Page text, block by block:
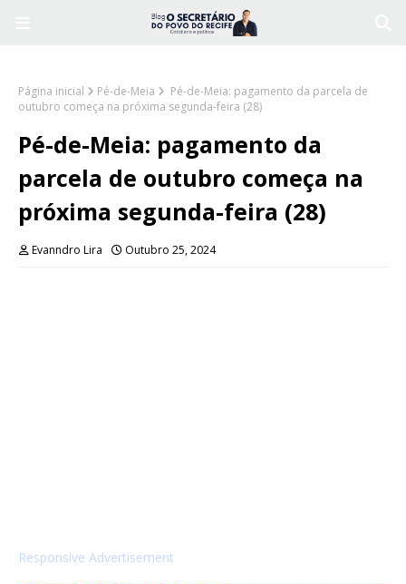
Página inicial Pé-de-Meia
Pé-de-Meia: pagamento da parcela de
outubro começa na próxima segunda-feira (28)
Pé-de-Meia: pagamento da
parcela de outubro começa na
próxima segunda-feira (28)
Evanndro Lira Outubro 25, 2024
Responsive Advertisement